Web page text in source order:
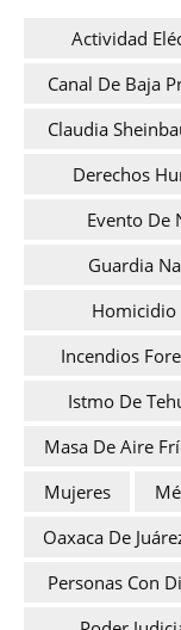
Actividad
Canal De Baja
Claudia
Derechos
Evento De
Guardia
Homicidio
Incendios
Istmo De
Masa De Aire
Mujeres
Oaxaca De
Personas Con